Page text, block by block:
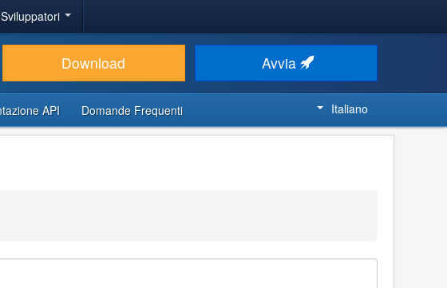
Download Avvia
API Domande Frequenti Italiano